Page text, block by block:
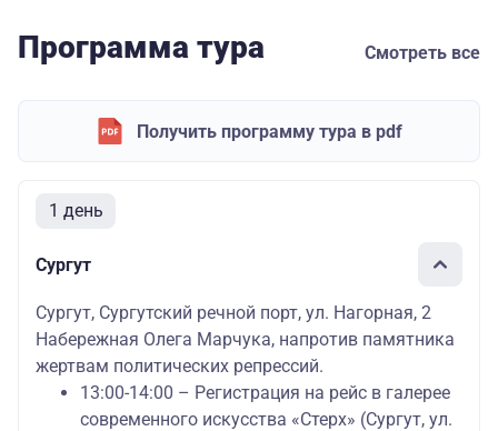
Программа тура Смотреть все
Получить программу тура в pdf
1 день
Сургут
Сургут, Сургутский речной порт, ул. Нагорная, 2
Набережная Олега Марчука, напротив памятника
жертвам политических репрессий.
13:00-14:00 – Регистрация на рейс в галерее
современного искусства «Стерх» (Сургут, ул.